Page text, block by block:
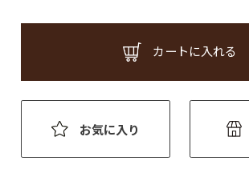
カートに入れる
お気に入り